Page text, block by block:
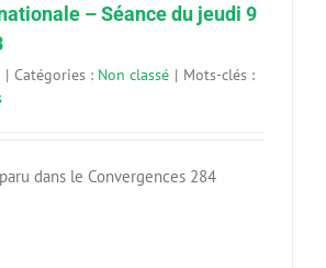
– Séance du jeudi 9
| Catégories : Non classé | Mots-clés :
dans le Convergences 284